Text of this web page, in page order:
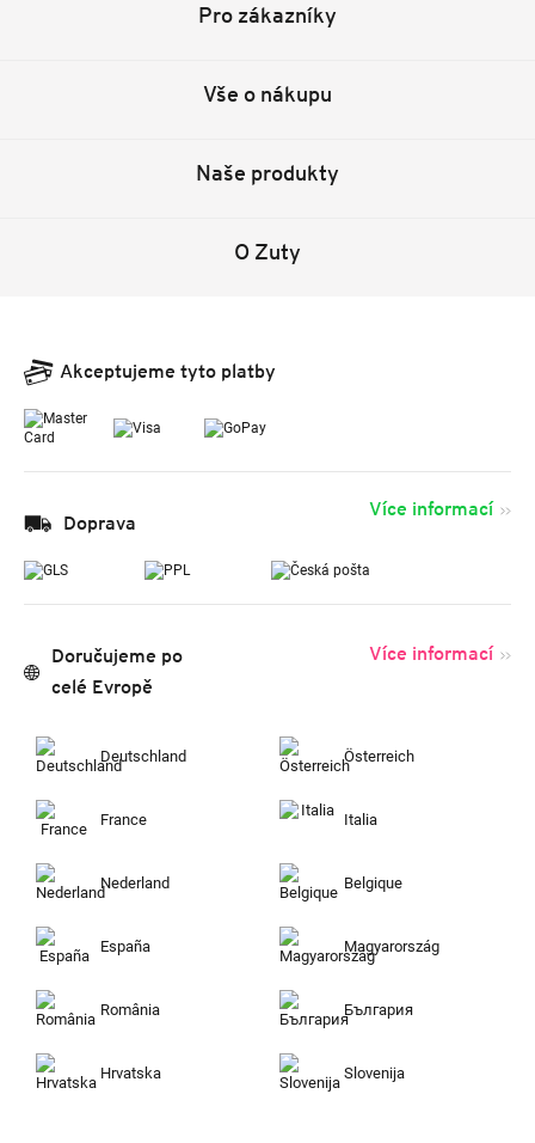
Pro zákazníky
Vše o nákupu
Naše produkty
O Zuty
Akceptujeme tyto platby
Doprava
Více informací
Doručujeme po
celé Evropě
Více informací
Deutschland Österreich
France Italia
Nederland Belgique
España Magyarország
România България
Hrvatska Slovenija